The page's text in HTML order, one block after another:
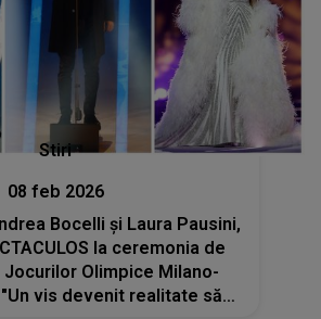
Stiri
08 feb 2026
Bocelli și Laura Pausini,
la ceremonia de
Olimpice Milano-
vis devenit realitate să